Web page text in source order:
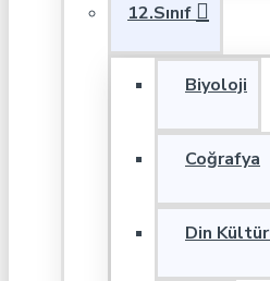
12.Sınıf
Biyoloji
Coğrafya
Din